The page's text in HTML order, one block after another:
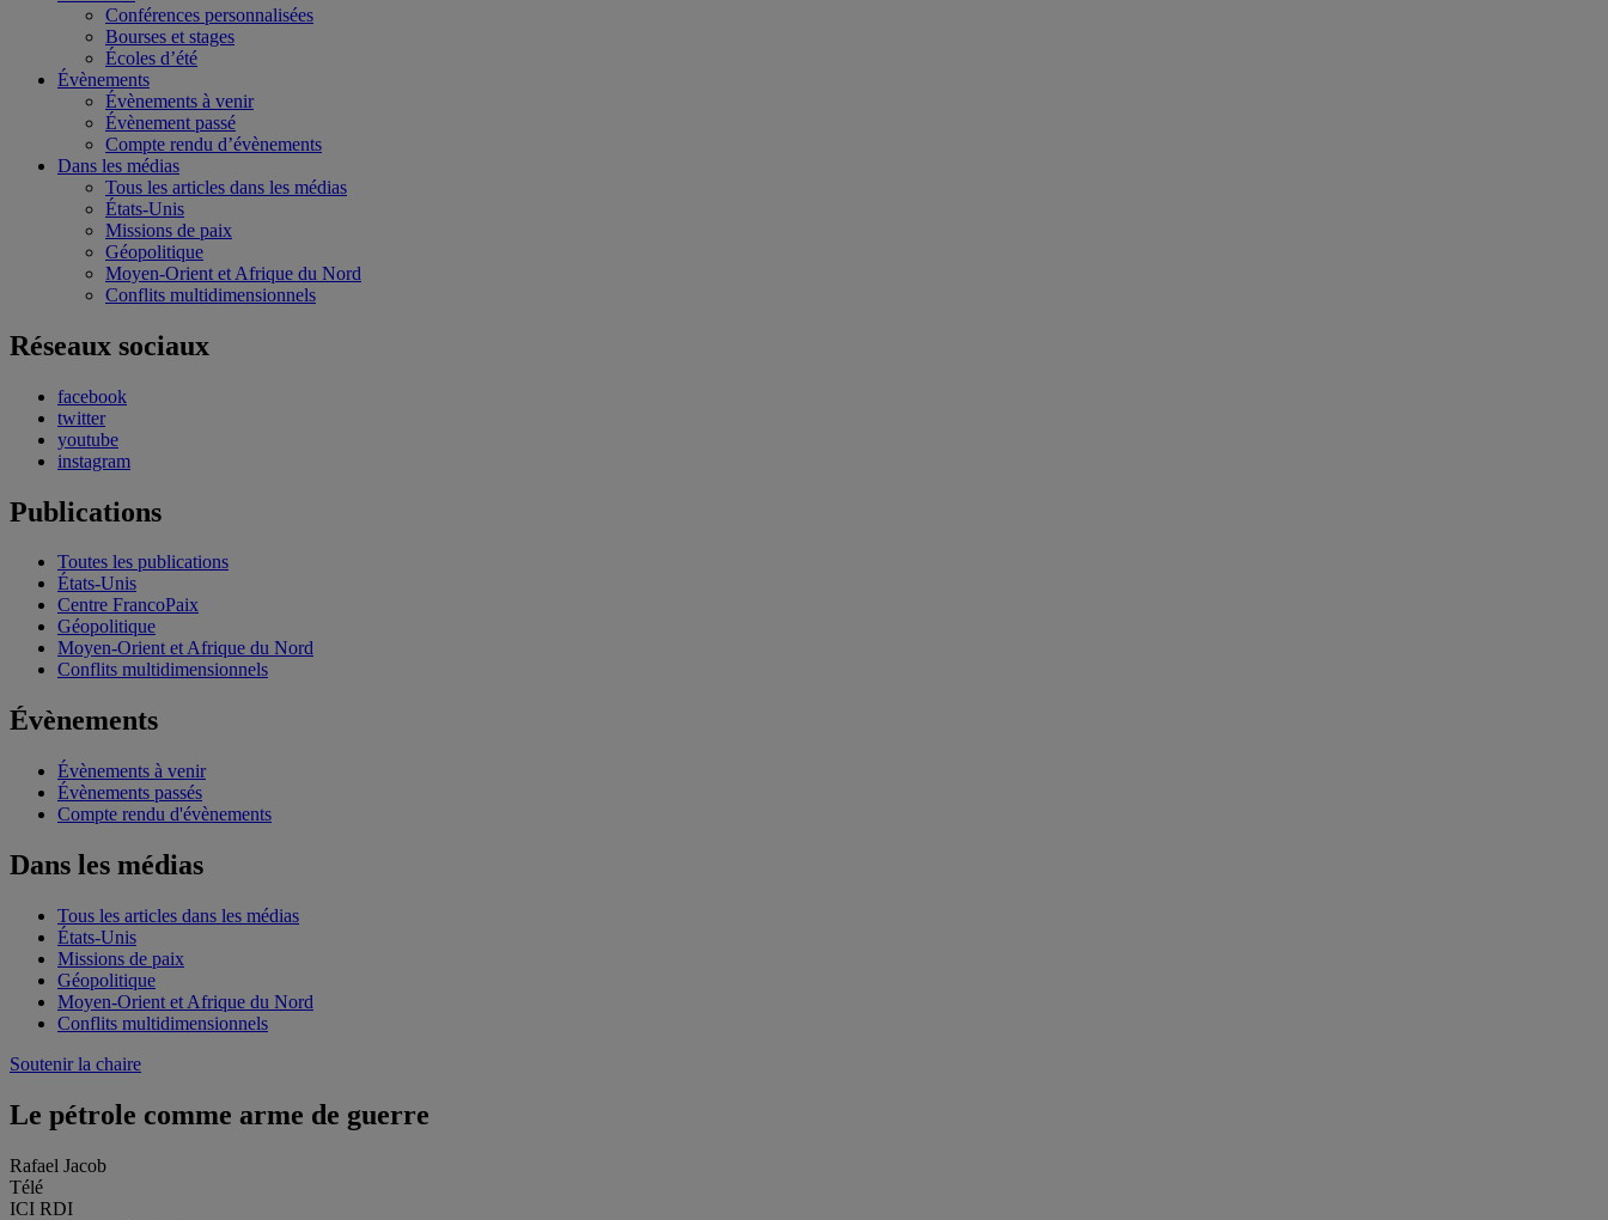
Conférences personnalisées
Bourses et stages
Écoles d’été
Évènements
Évènements à venir
Évènement passé
Compte rendu d’évènements
Dans les médias
Tous les articles dans les médias
États-Unis
Missions de paix
Géopolitique
Moyen-Orient et Afrique du Nord
Conflits multidimensionnels
Réseaux sociaux
facebook
twitter
youtube
instagram
Publications
Toutes les publications
États-Unis
Centre FrancoPaix
Géopolitique
Moyen-Orient et Afrique du Nord
Conflits multidimensionnels
Évènements
Évènements à venir
Évènements passés
Compte rendu d'évènements
Dans les médias
Tous les articles dans les médias
États-Unis
Missions de paix
Géopolitique
Moyen-Orient et Afrique du Nord
Conflits multidimensionnels
Soutenir la chaire
Le pétrole comme arme de guerre
Rafael Jacob
Télé
ICI RDI